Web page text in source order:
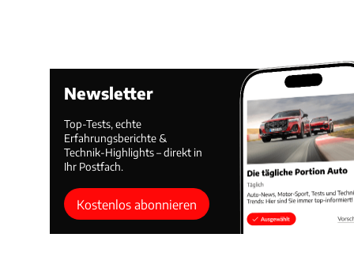
Newsletter
Top-Tests, echte
Erfahrungsberichte &
Technik-Highlights – direkt in
Ihr Postfach.
Kostenlos abonnieren